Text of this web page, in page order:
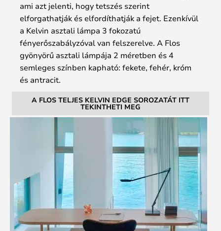
ami azt jelenti, hogy tetszés szerint
elforgathatják és elfordíthatják a fejet. Ezenkívül
a Kelvin asztali lámpa 3 fokozatú
fényerőszabályzóval van felszerelve. A Flos
gyönyörű asztali lámpája 2 méretben és 4
semleges színben kapható: fekete, fehér, króm
és antracit.
A FLOS TELJES KELVIN EDGE SOROZATÁT ITT
TEKINTHETI MEG